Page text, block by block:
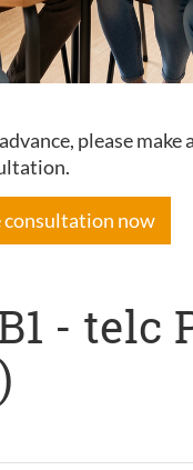
please
consultation now
- telc